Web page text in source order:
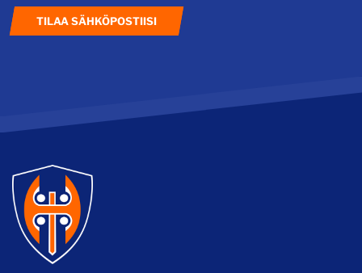
TILAA SÄHKÖPOSTIISI